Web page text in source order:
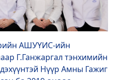
АШУҮИС-ийн
Г.Ганжаргал тэнхимийн
Нүүр Амны Гажиг